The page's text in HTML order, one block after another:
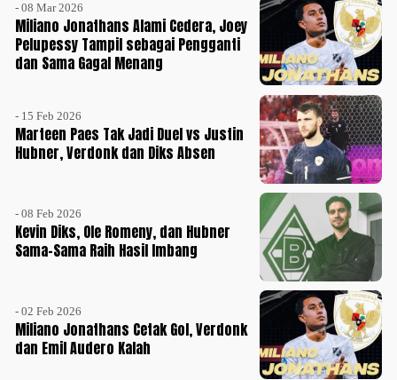
- 08 Mar 2026
Miliano Jonathans Alami Cedera, Joey
Pelupessy Tampil sebagai Pengganti
dan Sama Gagal Menang
- 15 Feb 2026
Marteen Paes Tak Jadi Duel vs Justin
Hubner, Verdonk dan Diks Absen
- 08 Feb 2026
Kevin Diks, Ole Romeny, dan Hubner
Sama-Sama Raih Hasil Imbang
- 02 Feb 2026
Miliano Jonathans Cetak Gol, Verdonk
dan Emil Audero Kalah